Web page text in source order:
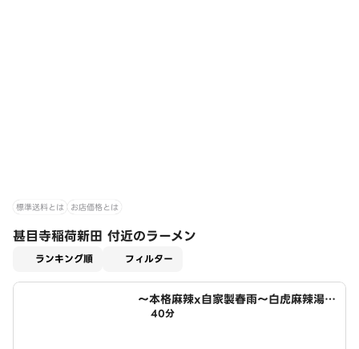
標準送料とは お店価格とは
甚目寺稲荷新田 付近のラーメン
ランキング順 フィルター
～本格麻辣x自家製春雨～白虎麻辣湯
あま市店
40分